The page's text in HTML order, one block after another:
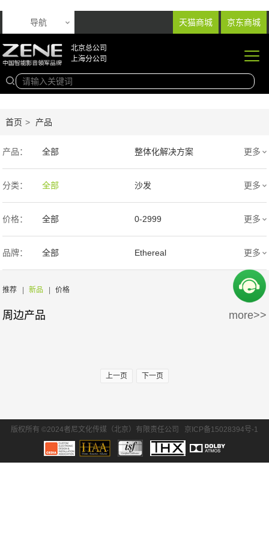
天猫商城 京东商城
导航
北京总公司
上海分公司
首页 > 产品
产品： 全部 整体化解决方案
音响产品 投影产品
专业扩声音箱 幕布产品
声学产品 智能产品
周边产品
更多
分类： 全部 沙发 更多
价格： 全部 0-2999
3000-9999 1万-5万
5万-15万
30万-50万
更多
品牌： 全部 Ethereal
氧空间
Zthester
更多
推荐 | 新品 | 价格
周边产品 more>>
上一页 下一页
版权所有 ©2024者尼文化传媒（北京）有限责任公司 京ICP备15028394号-1